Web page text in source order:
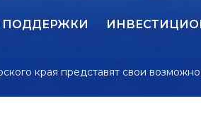
ПОДДЕРЖКИ
края представят свои